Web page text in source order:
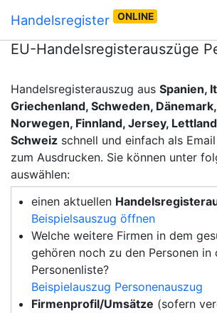
Handelsregister ONLINE
EU-Handelsregisterauszüge
Handelsregisterauszug aus Spanien,
Griechenland, Schweden,
Norwegen, Finnland, Jersey,
Schweiz schnell und einfach als
zum Ausdrucken. Sie können unter
auswählen:
einen aktuellen
Beispielsauszug öffnen
Welche weitere Firmen in dem
gehören noch zu den Personen in
Personenliste?
Beispielauszug Personenauszug
Firmenprofil/Umsätze (sofern